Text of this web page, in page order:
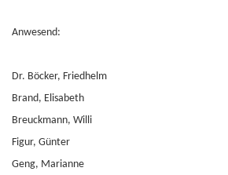
Anwesend:
Dr. Böcker, Friedhelm
Brand, Elisabeth
Breuckmann, Willi
Figur, Günter
Geng, Marianne